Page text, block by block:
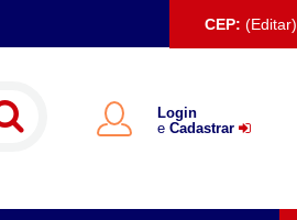
CEP: (Editar)
Login
e Cadastrar